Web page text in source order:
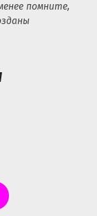
помните,